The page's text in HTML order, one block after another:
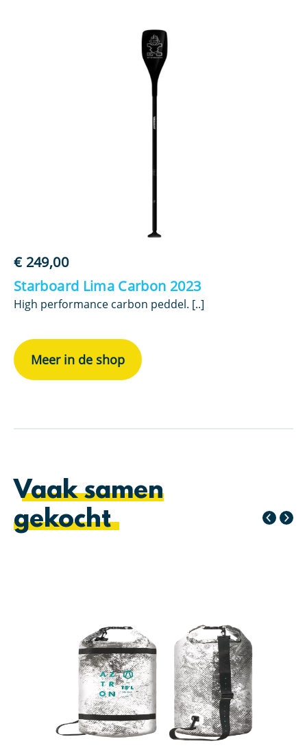
€249,00
Starboard Lima Carbon 2023
High performance carbon peddel. [..]
Meer in de shop
Vaak samen
gekocht